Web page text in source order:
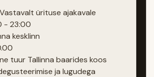
Vastavalt ürituse ajakavale
- 23:00
kesklinn
tuur Tallinna baarides koos
ja lugudega